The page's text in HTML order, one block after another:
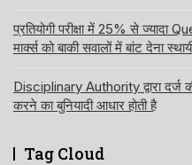
प्रतियोगी परीक्षा में 25% से
मार्क्स को बाकी सवालों में बांट देना
Disciplinary Authority द्वारा दर्ज
करने का बुनियादी आधार होती है
Tag Cloud